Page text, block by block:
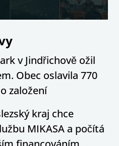
v Jindřichově ožil
Obec oslavila 770
založení
kraj chce
MIKASA a počítá